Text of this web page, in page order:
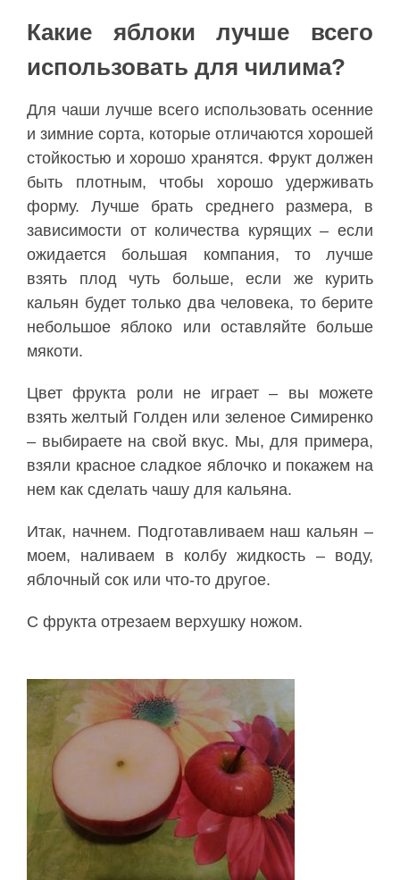
Какие яблоки лучше всего
использовать для чилима?
Для чаши лучше всего использовать осенние
и зимние сорта, которые отличаются хорошей
стойкостью и хорошо хранятся. Фрукт должен
быть плотным, чтобы хорошо удерживать
форму. Лучше брать среднего размера, в
зависимости от количества курящих – если
ожидается большая компания, то лучше
взять плод чуть больше, если же курить
кальян будет только два человека, то берите
небольшое яблоко или оставляйте больше
мякоти.
Цвет фрукта роли не играет – вы можете
взять желтый Голден или зеленое Симиренко
– выбираете на свой вкус. Мы, для примера,
взяли красное сладкое яблочко и покажем на
нем как сделать чашу для кальяна.
Итак, начнем. Подготавливаем наш кальян –
моем, наливаем в колбу жидкость – воду,
яблочный сок или что-то другое.
С фрукта отрезаем верхушку ножом.